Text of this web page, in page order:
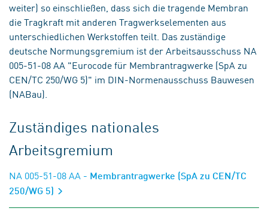
weiter) so einschließen, dass sich die tragende Membran
die Tragkraft mit anderen Tragwerkselementen aus
unterschiedlichen Werkstoffen teilt. Das zuständige
deutsche Normungsgremium ist der Arbeitsausschuss NA
005-51-08 AA "Eurocode für Membrantragwerke (SpA zu
CEN/TC 250/WG 5)" im DIN-Normenausschuss Bauwesen
(NABau).
Zuständiges nationales
Arbeitsgremium
NA 005-51-08 AA - Membrantragwerke (SpA zu CEN/TC
250/WG 5)